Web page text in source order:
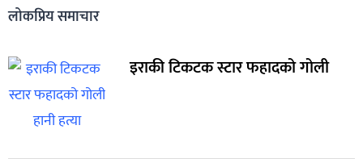
लोकप्रिय समाचार
इराकी टिकटक स्टार फहादको गोली